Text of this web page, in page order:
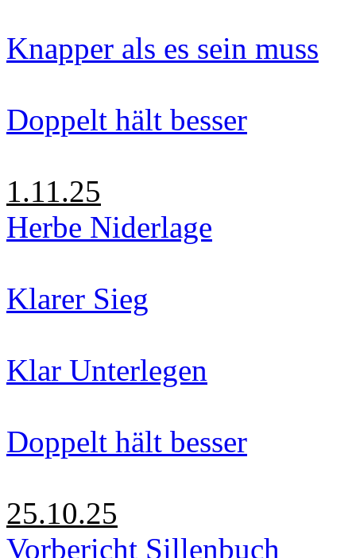
Knapper als es sein muss
Doppelt hält besser
1.11.25
Herbe Niderlage
Klarer Sieg
Klar Unterlegen
Doppelt hält besser
25.10.25
Vorbericht Sillenbuch